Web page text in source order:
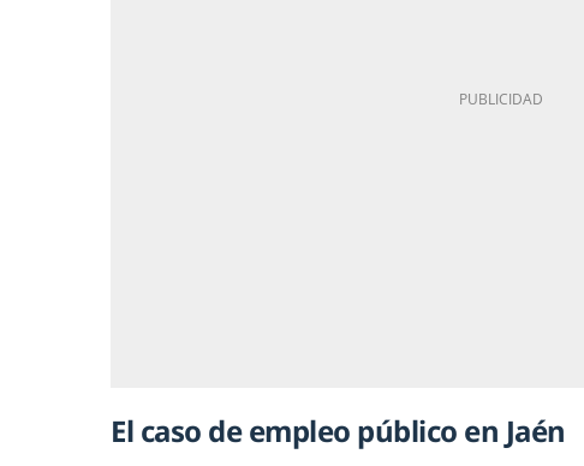
El caso de empleo público en Jaén